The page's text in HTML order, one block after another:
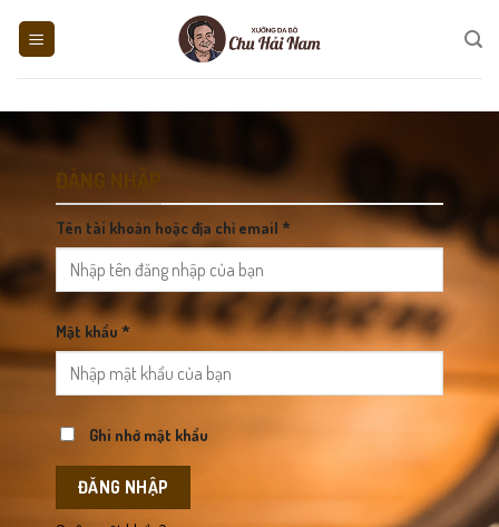
ĐĂNG NHẬP
Tên tài khoản hoặc địa chỉ email *
Mật khẩu *
Ghi nhớ mật khẩu
ĐĂNG NHẬP